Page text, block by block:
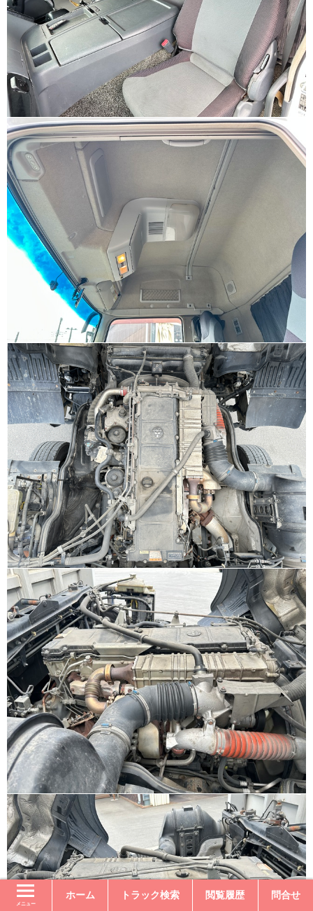
メニュー
ホーム トラック検索 閲覧履歴 問合せ